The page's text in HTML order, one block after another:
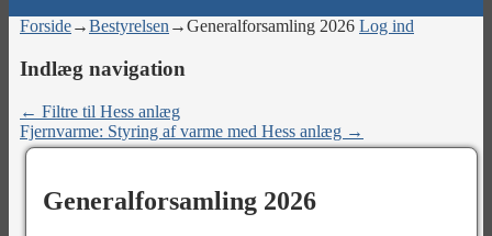
Forside→Bestyrelsen →Generalforsamling 2026 Log ind
Indlæg navigation
← Filtre til Hess anlæg
Fjernvarme: Styring af varme med Hess anlæg →
Generalforsamling 2026